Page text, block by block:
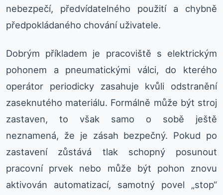
nebezpečí, předvídatelného použití a chybně
předpokládaného chování uživatele.
Dobrým příkladem je pracoviště s elektrickým
pohonem a pneumatickými válci, do kterého
operátor periodicky zasahuje kvůli odstranění
zaseknutého materiálu. Formálně může být stroj
zastaven, to však samo o sobě ještě
neznamená, že je zásah bezpečný. Pokud po
zastavení zůstává tlak schopný posunout
pracovní prvek nebo může být pohon znovu
aktivován automatizací, samotný povel „stop“